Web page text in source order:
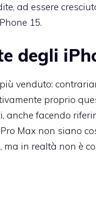
ad essere
15.
degli
venduto:
proprio
facendo
Max non siano
ma in realtà non è